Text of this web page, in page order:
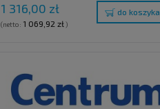
1 316,00 zł
(netto: 1 069,92 zł)
do koszyka